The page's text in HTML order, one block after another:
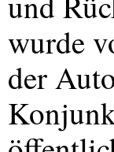
wurde
der